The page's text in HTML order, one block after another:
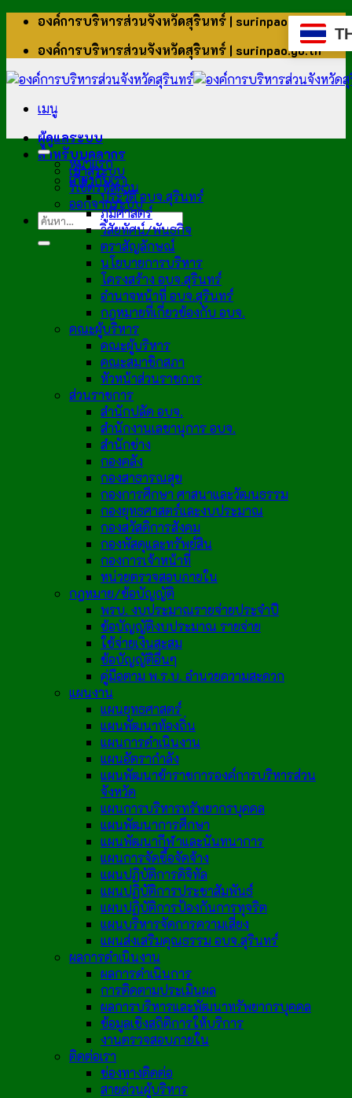
ข้าม
เนื้อหา
องค์การบริหารส่วนจังหวัดสุรินทร์ | surinpao.go.th
องค์การบริหารส่วนจังหวัดสุรินทร์ | surinpao.go.th
เมนู
ผู้ดูแลระบบ
สำหรับบุคลากร
เข้าสู่ระบบ
รีเซ็ตรหัสผ่าน
ออกจากระบบ
หน้าแรก
เกี่ยวกับเรา
ประวัติ อบจ.สุรินทร์
ภูมิศาสตร์
วิสัยทัศน์/พันธกิจ
ตราสัญลักษณ์
นโยบายการบริหาร
โครงสร้าง อบจ.สุรินทร์
อำนาจหน้าที่ อบจ.สุรินทร์
กฎหมายที่เกี่ยวข้องกับ อบจ.
คณะผู้บริหาร
คณะผู้บริหาร
คณะสมาชิกสภา
หัวหน้าส่วนราชการ
ส่วนราชการ
สำนักปลัด อบจ.
สำนักงานเลขานุการ อบจ.
สำนักช่าง
กองคลัง
กองสาธารณสุข
กองการศึกษา ศาสนาและวัฒนธรรม
กองยุทธศาสตร์และงบประมาณ
กองสวัสดิการสังคม
กองพัสดุและทรัพย์สิน
กองการเจ้าหน้าที่
หน่วยตรวจสอบภายใน
กฎหมาย/ข้อบัญญัติ
พรบ. งบประมาณรายจ่ายประจำปี
ข้อบัญญัติงบประมาณ รายจ่าย
ใช้จ่ายเงินสะสม
ข้อบัญญัติอื่นๆ
คู่มือตาม พ.ร.บ. อำนวยความสะดวก
แผนงาน
แผนยุทธศาสตร์
แผนพัฒนาท้องถิ่น
แผนการดำเนินงาน
แผนอัตรากำลัง
แผนพัฒนาข้าราชการองค์การบริหารส่วน
จังหวัด
แผนการบริหารทรัพยากรบุคคล
แผนพัฒนาการศึกษา
แผนพัฒนากีฬาและนันทนาการ
แผนการจัดซื้อจัดจ้าง
แผนปฏิบัติการดิจิทัล
แผนปฏิบัติการประชาสัมพันธ์
แผนปฏิบัติการป้องกันการทุจริต
แผนบริหารจัดการความเสี่ยง
แผนส่งเสริมคุณธรรม อบจ.สุรินทร์
ผลการดำเนินงาน
ผลการดำเนินการ
การติดตามประเมินผล
ผลการบริหารและพัฒนาทรัพยากรบุคคล
ข้อมูลเชิงสถิติการให้บริการ
งานตรวจสอบภายใน
ติดต่อเรา
ช่องทางติดต่อ
สายด่วนผู้บริหาร